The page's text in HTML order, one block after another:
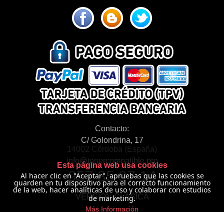
Contacto:
C/ Golondrina, 17
14002 Córdoba (España)
info@tonercompatible.pro
957 35 97 14
VERSIÓN CLÁSICA
Esta página web usa cookies
Al hacer clic en "Aceptar", apruebas que las cookies se
guarden en tu dispositivo para el correcto funcionamiento
de la web, hacer analíticas de uso y colaborar con estudios
de marketing.
Más Información